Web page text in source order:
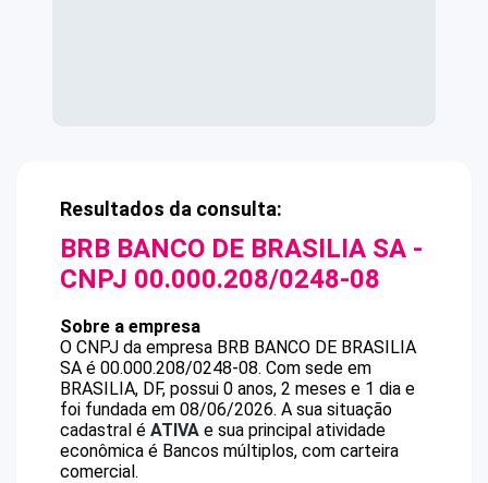
Resultados da consulta:
BRB BANCO DE BRASILIA SA -
CNPJ 00.000.208/0248-08
Sobre a empresa
O CNPJ da empresa BRB BANCO DE BRASILIA
SA é 00.000.208/0248-08. Com sede em
BRASILIA, DF, possui 0 anos, 2 meses e 1 dia e
foi fundada em 08/06/2026. A sua situação
cadastral é ATIVA e sua principal atividade
econômica é Bancos múltiplos, com carteira
comercial.